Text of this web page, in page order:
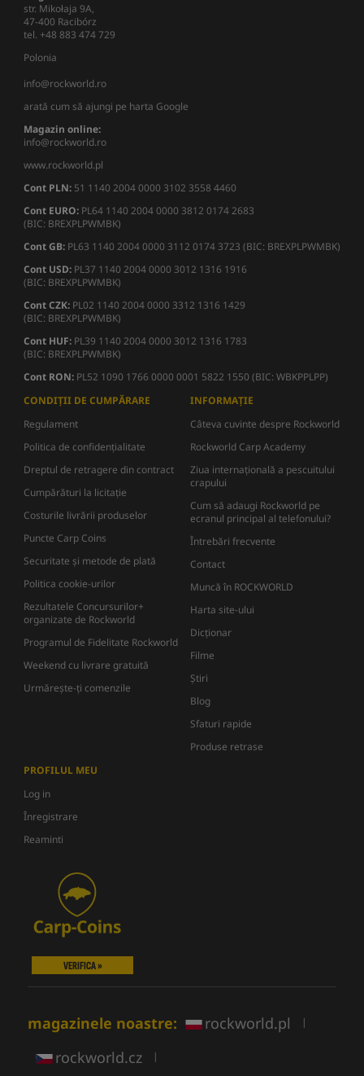
str. Mikołaja 9A,
47-400 Racibórz
tel. +48 883 474 729
Polonia
info@rockworld.ro
arată cum să ajungi pe harta Google
Magazin online:
info@rockworld.ro
www.rockworld.pl
Cont PLN: 51 1140 2004 0000 3102 3558 4460
Cont EURO: PL64 1140 2004 0000 3812 0174 2683
(BIC: BREXPLPWMBK)
Cont GB: PL63 1140 2004 0000 3112 0174 3723 (BIC: BREXPLPWMBK)
Cont USD: PL37 1140 2004 0000 3012 1316 1916
(BIC: BREXPLPWMBK)
Cont CZK: PL02 1140 2004 0000 3312 1316 1429
(BIC: BREXPLPWMBK)
Cont HUF: PL39 1140 2004 0000 3012 1316 1783
(BIC: BREXPLPWMBK)
Cont RON: PL52 1090 1766 0000 0001 5822 1550 (BIC: WBKPPLPP)
CONDIȚII DE CUMPĂRARE
Regulament
Politica de confidențialitate
Dreptul de retragere din contract
Cumpărături la licitație
Costurile livrării produselor
Puncte Carp Coins
Securitate și metode de plată
Politica cookie-urilor
Rezultatele Concursurilor+
organizate de Rockworld
Programul de Fidelitate Rockworld
Weekend cu livrare gratuită
Urmărește-ți comenzile
INFORMAȚIE
Câteva cuvinte despre Rockworld
Rockworld Carp Academy
Ziua internațională a pescuitului
crapului
Cum să adaugi Rockworld pe
ecranul principal al telefonului?
Întrebări frecvente
Contact
Muncă în ROCKWORLD
Harta site-ului
Dicţionar
Filme
Știri
Blog
Sfaturi rapide
Produse retrase
PROFILUL MEU
Log in
Înregistrare
Reaminti
VERIFICA »
magazinele noastre: rockworld.pl |
rockworld.cz |